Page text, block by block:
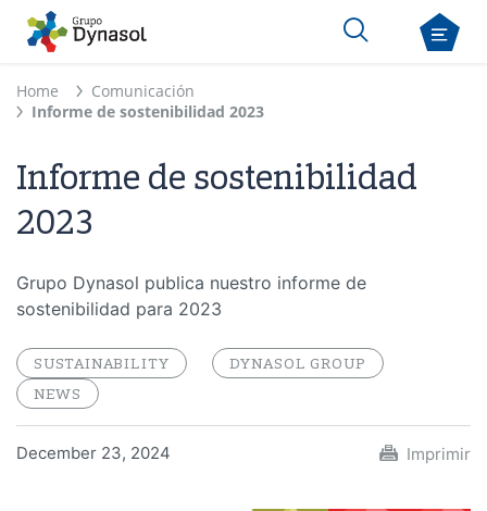
Home
Comunicación
Informe de sostenibilidad 2023
Informe de sostenibilidad
2023
Grupo Dynasol publica nuestro informe de
sostenibilidad para 2023
SUSTAINABILITY
DYNASOL GROUP
NEWS
December 23, 2024 Imprimir